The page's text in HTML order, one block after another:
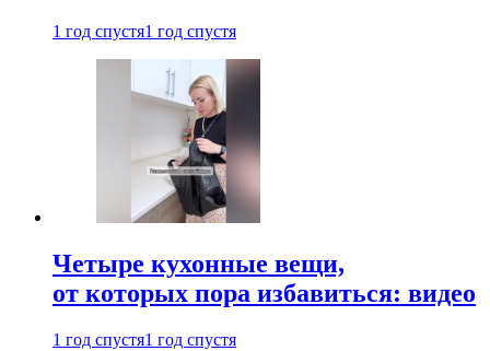
1 год спустя1 год спустя
Четыре кухонные вещи,
от которых пора избавиться: видео
1 год спустя1 год спустя